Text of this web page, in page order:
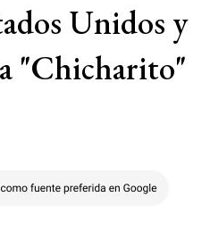
Unidos y
"Chicharito"